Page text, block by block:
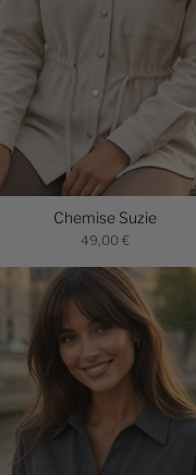
Chemise Suzie
49,00 €